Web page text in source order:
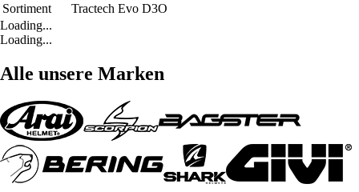
Sortiment
Tractech Evo D3O
Loading...
Loading...
Alle unsere Marken